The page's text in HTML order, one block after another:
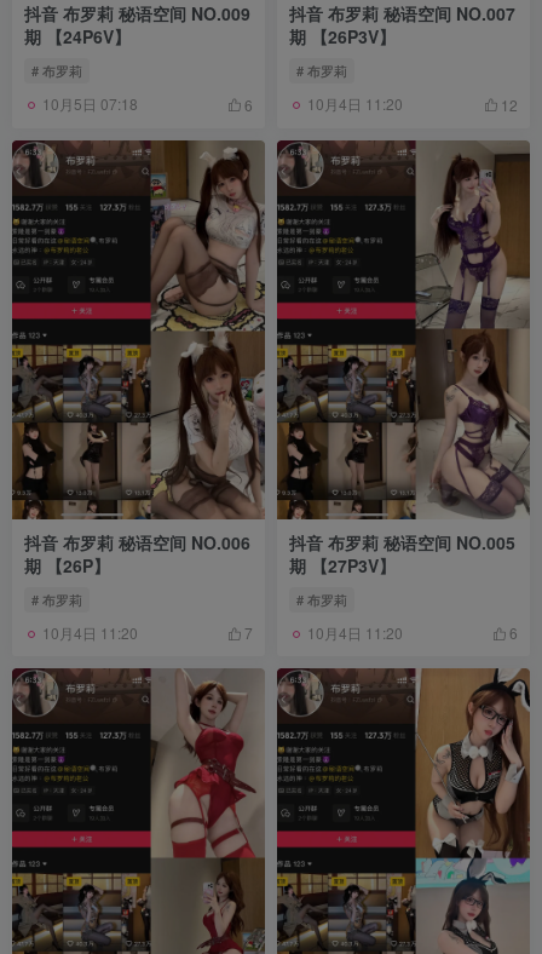
抖音 布罗莉 秘语空间 NO.009
期 【24P6V】
# 布罗莉
10月5日 07:18 6
抖音 布罗莉 秘语空间 NO.007
期 【26P3V】
# 布罗莉
10月4日 11:20 12
抖音 布罗莉 秘语空间 NO.006
期 【26P】
# 布罗莉
10月4日 11:20 7
抖音 布罗莉 秘语空间 NO.005
期 【27P3V】
# 布罗莉
10月4日 11:20 6